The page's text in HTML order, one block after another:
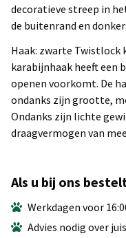
decoratieve streep in
de buitenrand en
Haak: zwarte Twistlock
karabijnhaak heeft een
openen voorkomt. De
ondanks zijn grootte,
Ondanks zijn lichte
draagvermogen van
Als u bij ons
Werkdagen voor
Advies nodig over